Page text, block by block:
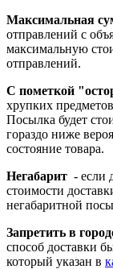
Максимальная
отправлений с
максимальную
отправлений.
С пометкой
хрупких
Посылка будет
гораздо ниже
состояние товара.
Негабарит - если
стоимости
негабаритной
Запретить в
способ доставки
который указан в